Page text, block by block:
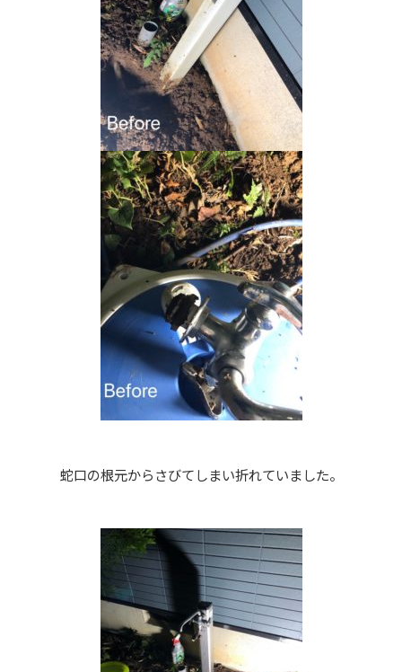
蛇口の根元からさびてしまい折れていました。